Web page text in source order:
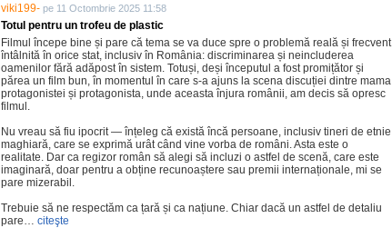
viki199- pe 11 Octombrie 2025 11:58
Totul pentru un trofeu de plastic
Filmul începe bine și pare că tema se va duce spre o problemă reală și frecvent
întâlnită în orice stat, inclusiv în România: discriminarea și neincluderea
oamenilor fără adăpost în sistem. Totuși, deși începutul a fost promițător și
părea un film bun, în momentul în care s-a ajuns la scena discuției dintre mama
protagonistei și protagonista, unde aceasta înjura românii, am decis să opresc
filmul.
Nu vreau să fiu ipocrit — înțeleg că există încă persoane, inclusiv tineri de etnie
maghiară, care se exprimă urât când vine vorba de români. Asta este o
realitate. Dar ca regizor român să alegi să incluzi o astfel de scenă, care este
imaginară, doar pentru a obține recunoaștere sau premii internaționale, mi se
pare mizerabil.
Trebuie să ne respectăm ca țară și ca națiune. Chiar dacă un astfel de detaliu
pare… citeşte